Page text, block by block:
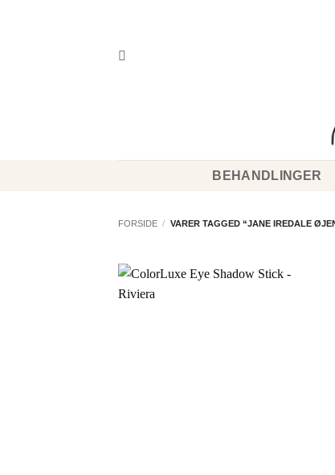
BEHANDLINGER
FORSIDE / VARER TAGGED “JANE IREDALE